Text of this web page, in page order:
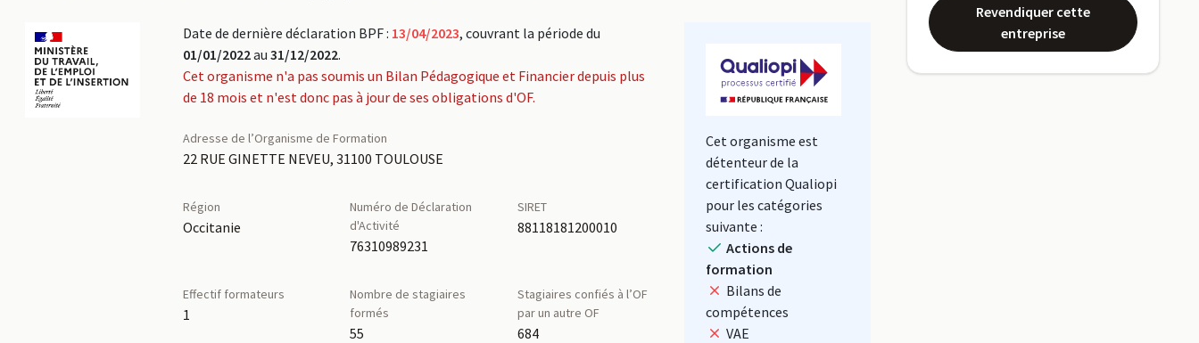
Date de dernière déclaration BPF : 13/04/2023, couvrant la période du
01/01/2022au 31/12/2022.
Cet organisme n'a pas soumis un Bilan Pédagogique et Financier depuis plus
de 18 mois et n'est donc pas à jour de ses obligations d'OF.
Adresse de l’Organisme de Formation
22 RUE GINETTE NEVEU, 31100 TOULOUSE
Région
Occitanie
Numéro de Déclaration
d'Activité
76310989231
SIRET
88118181200010
Effectif formateurs
1
Nombre de stagiaires
formés
55
Stagiaires confiés à l’OF
par un autre OF
684
Cet organisme est
détenteur de la
certification Qualiopi
pour les catégories
suivante :
Actions de
formation
Bilans de
compétences
VAE
Revendiquer cette
entreprise